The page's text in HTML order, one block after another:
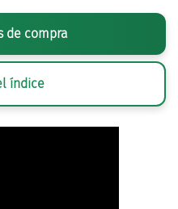
de compra
índice